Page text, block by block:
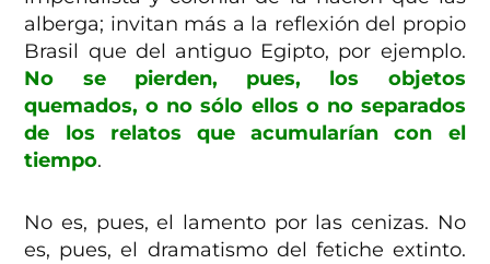
alberga; invitan más a la reflexión del propio
Brasil que del antiguo Egipto, por ejemplo.
No se pierden, pues, los objetos
quemados, o no sólo ellos o no separados
de los relatos que acumularían con el
tiempo.
No es, pues, el lamento por las cenizas. No
es, pues, el dramatismo del fetiche extinto.